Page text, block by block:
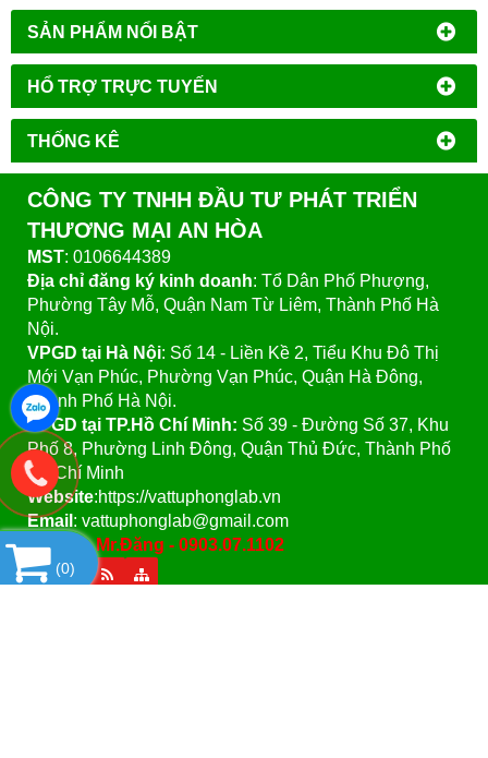
SẢN PHẨM NỔI BẬT
HỔ TRỢ TRỰC TUYẾN
THỐNG KÊ
CÔNG TY TNHH ĐẦU TƯ PHÁT TRIỂN
THƯƠNG MẠI AN HÒA
MST: 0106644389
Địa chỉ đăng ký kinh doanh: Tổ Dân Phố Phượng,
Phường Tây Mỗ, Quận Nam Từ Liêm, Thành Phố Hà
Nội.
VPGD tại Hà Nội: Số 14 - Liền Kề 2, Tiểu Khu Đô Thị
Mới Vạn Phúc, Phường Vạn Phúc, Quận Hà Đông,
Thành Phố Hà Nội.
VPGD tại TP.Hồ Chí Minh: Số 39 - Đường Số 37, Khu
Phố 8, Phường Linh Đông, Quận Thủ Đức, Thành Phố
Hồ Chí Minh
Website:https://vattuphonglab.vn
Email : vattuphonglab@gmail.com
Hotline: Mr.Đăng - 0903.07.1102
(0)